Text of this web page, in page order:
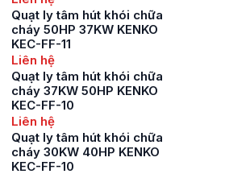
Quạt ly tâm hút khói chữa
cháy 50HP 37KW KENKO
KEC-FF-11
Liên hệ
Quạt ly tâm hút khói chữa
cháy 37KW 50HP KENKO
KEC-FF-10
Liên hệ
Quạt ly tâm hút khói chữa
cháy 30KW 40HP KENKO
KEC-FF-10